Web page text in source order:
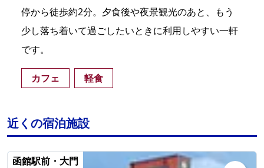
停から徒歩約2分。夕食後や夜景観光のあと、もう
少し落ち着いて過ごしたいときに利用しやすい一軒
です。
カフェ 軽食
近くの宿泊施設
函館駅前・大門